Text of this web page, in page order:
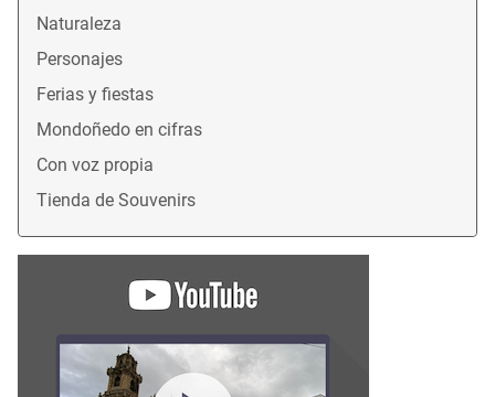
Naturaleza
Personajes
Ferias y fiestas
Mondoñedo en cifras
Con voz propia
Tienda de Souvenirs